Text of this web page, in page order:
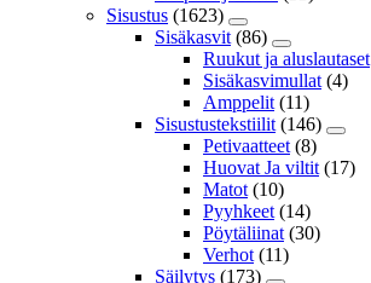
Sisustus (1623)
Sisäkasvit (86)
Ruukut ja aluslautaset
Sisäkasvimullat (4)
Amppelit (11)
Sisustustekstiilit (146)
Petivaatteet (8)
Huovat Ja viltit (17)
Matot (10)
Pyyhkeet (14)
Pöytäliinat (30)
Verhot (11)
Säilytys (173)